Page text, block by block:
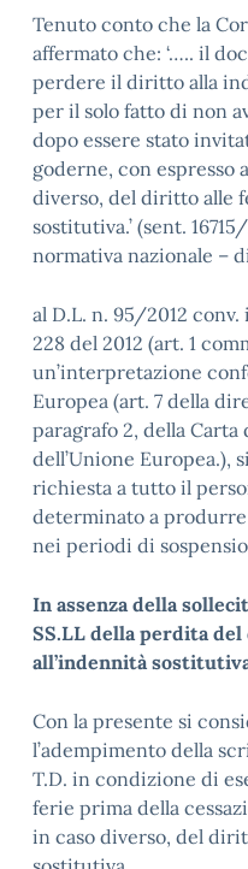
Tenuto conto che la
affermato che: ‘….. il
perdere il diritto alla
per il solo fatto di non
dopo essere stato
goderne, con espresso
diverso, del diritto alle
sostitutiva.’ (sent.
normativa nazionale –
al D.L. n. 95/2012 conv.
228 del 2012 (art. 1
un’interpretazione
Europea (art. 7 della
paragrafo 2, della
dell’Unione Europea.),
richiesta a tutto il
determinato a
nei periodi di
In assenza della
SS.LL della perdita
all’indennità
Con la presente si
l’adempimento della
T.D. in condizione di
ferie prima della
in caso diverso, del